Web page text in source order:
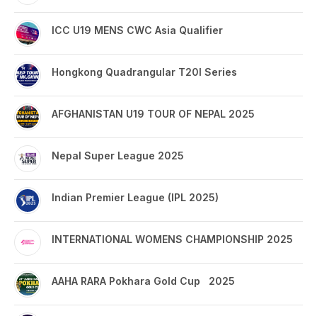
ICC U19 MENS CWC Asia Qualifier
Hongkong Quadrangular T20I Series
AFGHANISTAN U19 TOUR OF NEPAL 2025
Nepal Super League 2025
Indian Premier League (IPL 2025)
INTERNATIONAL WOMENS CHAMPIONSHIP 2025
AAHA RARA Pokhara Gold Cup 2025